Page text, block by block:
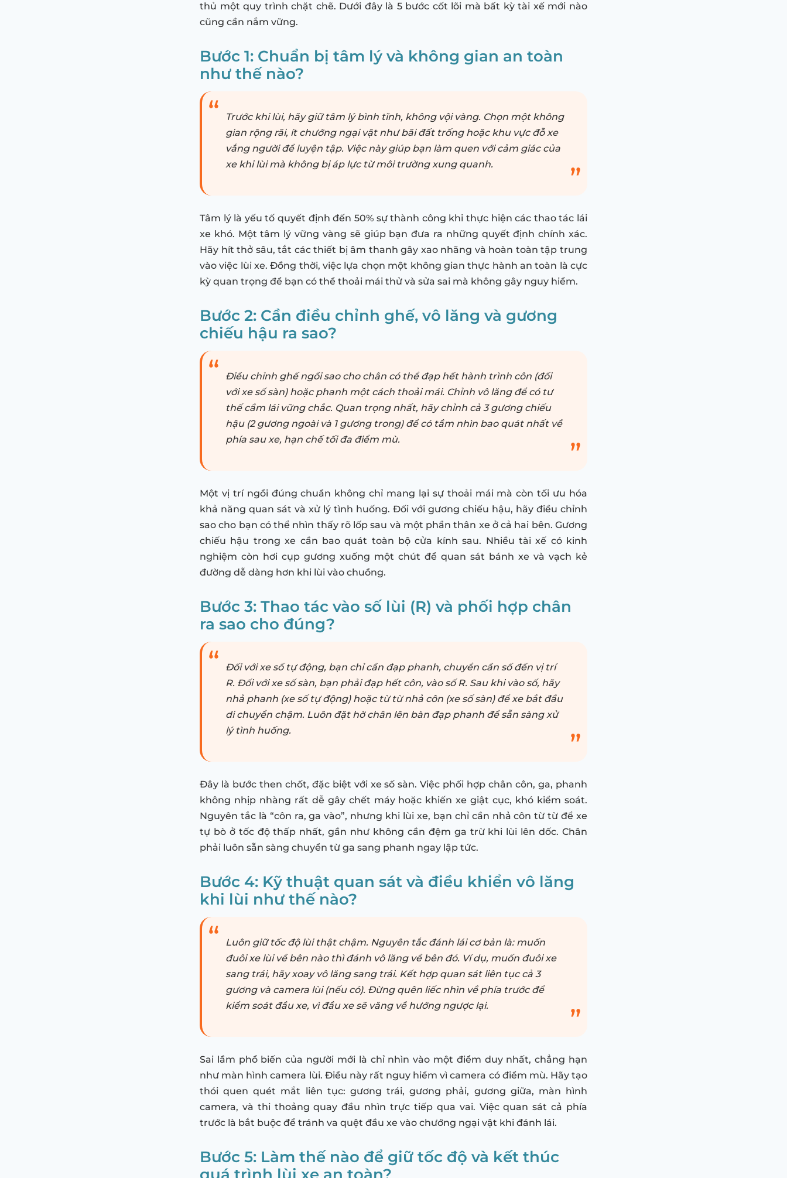
thủ một quy trình chặt chẽ. Dưới đây là 5 bước cốt lõi mà bất kỳ tài xế mới nào
cũng cần nắm vững.
Bước 1: Chuẩn bị tâm lý và không gian an toàn
như thế nào?
Trước khi lùi, hãy giữ tâm lý bình tĩnh, không vội vàng. Chọn một không
gian rộng rãi, ít chướng ngại vật như bãi đất trống hoặc khu vực đỗ xe
vắng người để luyện tập. Việc này giúp bạn làm quen với cảm giác của
xe khi lùi mà không bị áp lực từ môi trường xung quanh.
Tâm lý là yếu tố quyết định đến 50% sự thành công khi thực hiện các thao tác lái
xe khó. Một tâm lý vững vàng sẽ giúp bạn đưa ra những quyết định chính xác.
Hãy hít thở sâu, tắt các thiết bị âm thanh gây xao nhãng và hoàn toàn tập trung
vào việc lùi xe. Đồng thời, việc lựa chọn một không gian thực hành an toàn là cực
kỳ quan trọng để bạn có thể thoải mái thử và sửa sai mà không gây nguy hiểm.
Bước 2: Cần điều chỉnh ghế, vô lăng và gương
chiếu hậu ra sao?
Điều chỉnh ghế ngồi sao cho chân có thể đạp hết hành trình côn (đối
với xe số sàn) hoặc phanh một cách thoải mái. Chỉnh vô lăng để có tư
thế cầm lái vững chắc. Quan trọng nhất, hãy chỉnh cả 3 gương chiếu
hậu (2 gương ngoài và 1 gương trong) để có tầm nhìn bao quát nhất về
phía sau xe, hạn chế tối đa điểm mù.
Một vị trí ngồi đúng chuẩn không chỉ mang lại sự thoải mái mà còn tối ưu hóa
khả năng quan sát và xử lý tình huống. Đối với gương chiếu hậu, hãy điều chỉnh
sao cho bạn có thể nhìn thấy rõ lốp sau và một phần thân xe ở cả hai bên. Gương
chiếu hậu trong xe cần bao quát toàn bộ cửa kính sau. Nhiều tài xế có kinh
nghiệm còn hơi cụp gương xuống một chút để quan sát bánh xe và vạch kẻ
đường dễ dàng hơn khi lùi vào chuồng.
Bước 3: Thao tác vào số lùi (R) và phối hợp chân
ra sao cho đúng?
Đối với xe số tự động, bạn chỉ cần đạp phanh, chuyển cần số đến vị trí
R. Đối với xe số sàn, bạn phải đạp hết côn, vào số R. Sau khi vào số, hãy
nhả phanh (xe số tự động) hoặc từ từ nhả côn (xe số sàn) để xe bắt đầu
di chuyển chậm. Luôn đặt hờ chân lên bàn đạp phanh để sẵn sàng xử
lý tình huống.
Đây là bước then chốt, đặc biệt với xe số sàn. Việc phối hợp chân côn, ga, phanh
không nhịp nhàng rất dễ gây chết máy hoặc khiến xe giật cục, khó kiểm soát.
Nguyên tắc là “côn ra, ga vào”, nhưng khi lùi xe, bạn chỉ cần nhả côn từ từ để xe
tự bò ở tốc độ thấp nhất, gần như không cần đệm ga trừ khi lùi lên dốc. Chân
phải luôn sẵn sàng chuyển từ ga sang phanh ngay lập tức.
Bước 4: Kỹ thuật quan sát và điều khiển vô lăng
khi lùi như thế nào?
Luôn giữ tốc độ lùi thật chậm. Nguyên tắc đánh lái cơ bản là: muốn
đuôi xe lùi về bên nào thì đánh vô lăng về bên đó. Ví dụ, muốn đuôi xe
sang trái, hãy xoay vô lăng sang trái. Kết hợp quan sát liên tục cả 3
gương và camera lùi (nếu có). Đừng quên liếc nhìn về phía trước để
kiểm soát đầu xe, vì đầu xe sẽ văng về hướng ngược lại.
Sai lầm phổ biến của người mới là chỉ nhìn vào một điểm duy nhất, chẳng hạn
như màn hình camera lùi. Điều này rất nguy hiểm vì camera có điểm mù. Hãy tạo
thói quen quét mắt liên tục: gương trái, gương phải, gương giữa, màn hình
camera, và thi thoảng quay đầu nhìn trực tiếp qua vai. Việc quan sát cả phía
trước là bắt buộc để tránh va quệt đầu xe vào chướng ngại vật khi đánh lái.
Bước 5: Làm thế nào để giữ tốc độ và kết thúc